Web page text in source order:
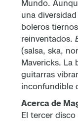
Mundo.
una
boleros
reinventados.
(salsa, ska,
Mavericks. La
guitarras
inconfundible
Acerca de
El tercer disco